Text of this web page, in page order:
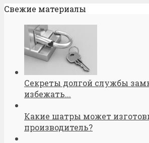
Свежие материалы
Секреты долгой службы
избежать...
Какие шатры может
производитель?